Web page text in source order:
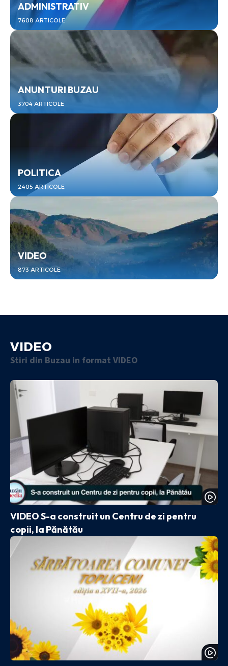
ADMINISTRATIV
7608 ARTICOLE
ANUNTURI BUZAU
3704 ARTICOLE
POLITICA
2405 ARTICOLE
VIDEO
873 ARTICOLE
VIDEO
Stiri din Buzau in format VIDEO
VIDEO S-a construit un Centru de zi pentru
copii, la Pănătău